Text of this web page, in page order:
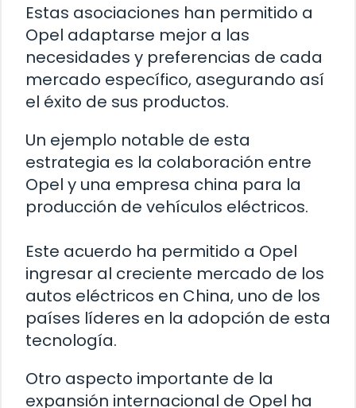
Estas asociaciones han permitido a
Opel adaptarse mejor a las
necesidades y preferencias de cada
mercado específico, asegurando así
el éxito de sus productos.
Un ejemplo notable de esta
estrategia es la colaboración entre
Opel y una empresa china para la
producción de vehículos eléctricos.
Este acuerdo ha permitido a Opel
ingresar al creciente mercado de los
autos eléctricos en China, uno de los
países líderes en la adopción de esta
tecnología.
Otro aspecto importante de la
expansión internacional de Opel ha